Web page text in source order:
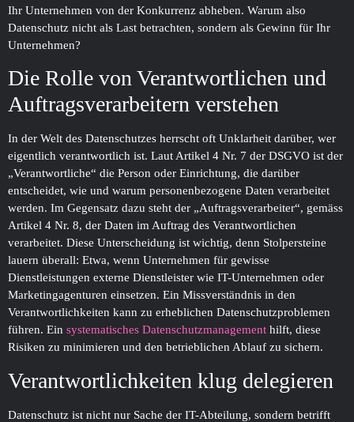
Ihr Unternehmen von der Konkurrenz abheben. Warum also
Datenschutz nicht als Last betrachten, sondern als Gewinn für Ihr
Unternehmen?
Die Rolle von Verantwortlichen und
Auftragsverarbeitern verstehen
In der Welt des Datenschutzes herrscht oft Unklarheit darüber, wer
eigentlich verantwortlich ist. Laut Artikel 4 Nr. 7 der DSGVO ist der
„Verantwortliche“ die Person oder Einrichtung, die darüber
entscheidet, wie und warum personenbezogene Daten verarbeitet
werden. Im Gegensatz dazu steht der „Auftragsverarbeiter“, gemäss
Artikel 4 Nr. 8, der Daten im Auftrag des Verantwortlichen
verarbeitet. Diese Unterscheidung ist wichtig, denn Stolpersteine
lauern überall: Etwa, wenn Unternehmen für gewisse
Dienstleistungen externe Dienstleister wie IT-Unternehmen oder
Marketingagenturen einsetzen. Ein Missverständnis in den
Verantwortlichkeiten kann zu erheblichen Datenschutzproblemen
führen. Ein systematisches Datenschutzmanagement hilft, diese
Risiken zu minimieren und den betrieblichen Ablauf zu sichern.
Verantwortlichkeiten klug delegieren
Datenschutz ist nicht nur Sache der IT-Abteilung, sondern betrifft